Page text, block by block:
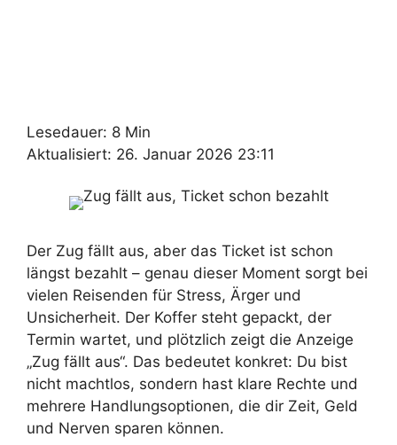
Lesedauer: 8 Min
Aktualisiert: 26. Januar 2026 23:11
Der Zug fällt aus, aber das Ticket ist schon
längst bezahlt – genau dieser Moment sorgt bei
vielen Reisenden für Stress, Ärger und
Unsicherheit. Der Koffer steht gepackt, der
Termin wartet, und plötzlich zeigt die Anzeige
„Zug fällt aus“. Das bedeutet konkret: Du bist
nicht machtlos, sondern hast klare Rechte und
mehrere Handlungsoptionen, die dir Zeit, Geld
und Nerven sparen können.